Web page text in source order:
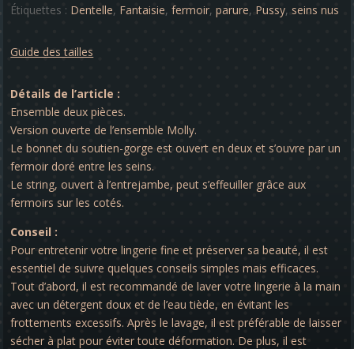
Étiquettes : Dentelle, Fantaisie,fermoir,parure, Pussy,seins nus
Guide des tailles
Détails de l’article :
Ensemble deux pièces.
Version ouverte de l’ensemble Molly.
Le bonnet du soutien-gorge est ouvert en deux et s’ouvre par un
fermoir doré entre les seins.
Le string, ouvert à l’entrejambe, peut s’effeuiller grâce aux
fermoirs sur les cotés.
Conseil :
Pour entretenir votre lingerie fine et préserver sa beauté, il est
essentiel de suivre quelques conseils simples mais efficaces.
Tout d’abord, il est recommandé de laver votre lingerie à la main
avec un détergent doux et de l’eau tiède, en évitant les
frottements excessifs. Après le lavage, il est préférable de laisser
sécher à plat pour éviter toute déformation. De plus, il est